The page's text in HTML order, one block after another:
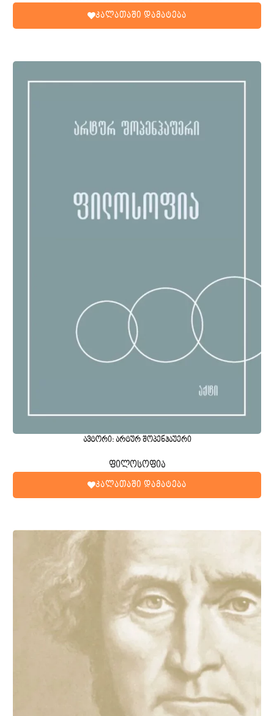
კალათაში დამატება
ავტორი: არტურ შოპენჰაუერი
ფილოსოფია
კალათაში დამატება